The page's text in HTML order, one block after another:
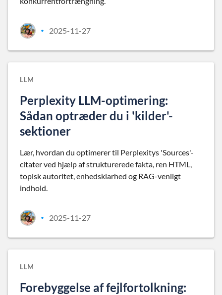
• 2025-11-27
LLM
Perplexity LLM-optimering:
Sådan optræder du i 'kilder'-
sektioner
Lær, hvordan du optimerer til Perplexitys 'Sources'-
citater ved hjælp af strukturerede fakta, ren HTML,
topisk autoritet, enhedsklarhed og RAG-venligt
indhold.
• 2025-11-27
LLM
Forebyggelse af fejlfortolkning: